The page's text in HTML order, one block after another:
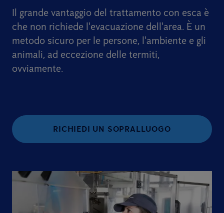
Il grande vantaggio del trattamento con esca è
che non richiede l'evacuazione dell'area. È un
metodo sicuro per le persone, l'ambiente e gli
animali, ad eccezione delle termiti,
ovviamente.
RICHIEDI UN SOPRALLUOGO